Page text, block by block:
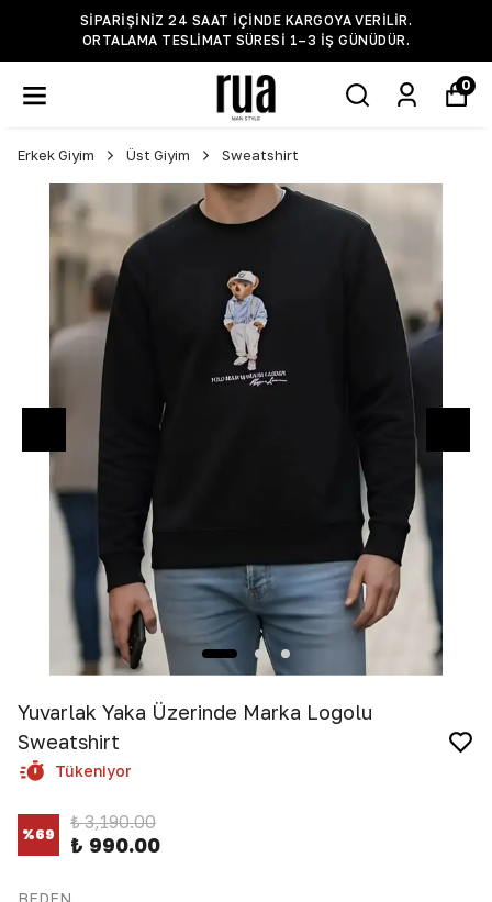
SIPARIŞINIZ 24 SAAT IÇINDE KARGOYA VERILIR.
ORTALAMA TESLIMAT SÜRESI 1–3 IŞ GÜNÜDÜR.
0
Erkek Giyim Üst Giyim Sweatshirt
Yuvarlak Yaka Üzerinde Marka Logolu
Sweatshirt
Tükeniyor
%69
₺ 3,190.00
₺ 990.00
BEDEN